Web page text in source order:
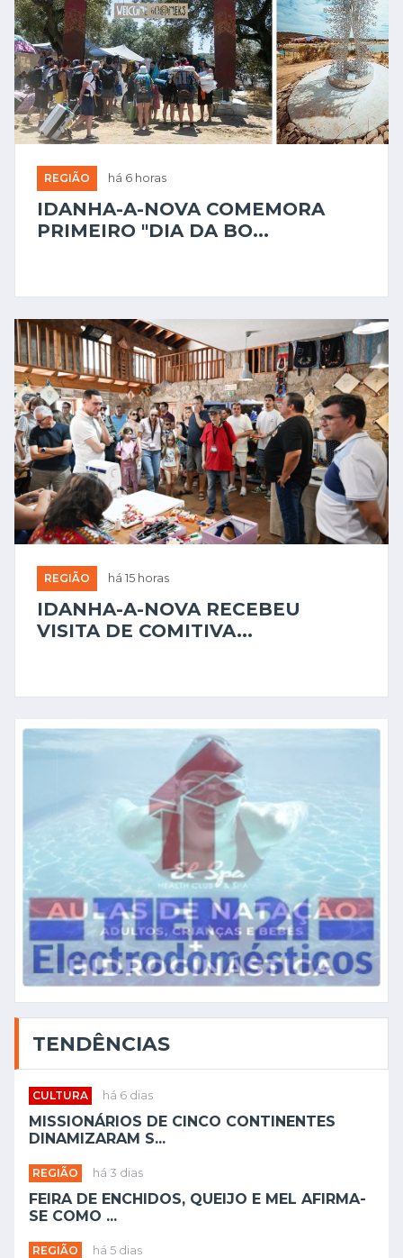
REGIÃO há 6 horas
IDANHA-A-NOVA COMEMORA
PRIMEIRO "DIA DA BO...
REGIÃO há 15 horas
IDANHA-A-NOVA RECEBEU
VISITA DE COMITIVA...
TENDÊNCIAS
CULTURA há 6 dias
MISSIONÁRIOS DE CINCO CONTINENTES
DINAMIZARAM S...
REGIÃO há 3 dias
FEIRA DE ENCHIDOS, QUEIJO E MEL AFIRMA-
SE COMO ...
REGIÃO há 5 dias